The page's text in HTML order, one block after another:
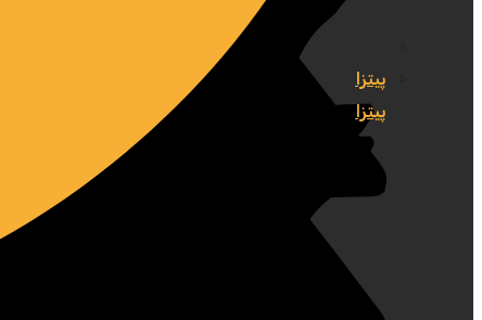
پیتزا
پیتزا